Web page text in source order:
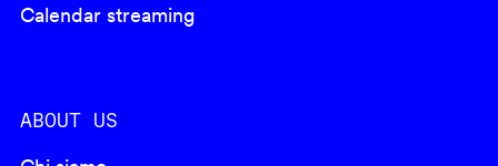
Calendar streaming
ABOUT US